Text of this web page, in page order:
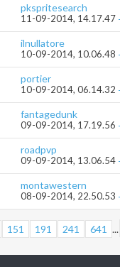
pkspritesearch
11-09-2014, 14.17.47
ilnullatore
10-09-2014, 10.06.48
portier
10-09-2014, 06.14.32
fantagedunk
09-09-2014, 17.19.56
roadpvp
09-09-2014, 13.06.54
montawestern
08-09-2014, 22.50.53
151 191 241 641 ...